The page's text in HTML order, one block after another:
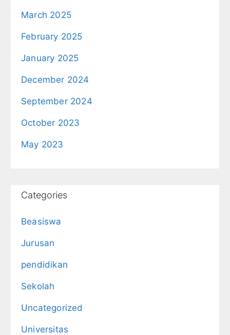
March 2025
February 2025
January 2025
December 2024
September 2024
October 2023
May 2023
Categories
Beasiswa
Jurusan
pendidikan
Sekolah
Uncategorized
Universitas